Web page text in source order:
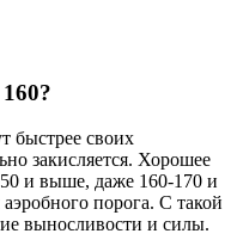
быстрее своих
закисляется. Хорошее
и выше, даже 160-170 и
порога. С такой
выносливости и силы.